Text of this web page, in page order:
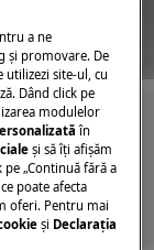
suport
a ne
și promovare. De
site-ul, cu
Dând click pe
modulelor
în
și să îţi afișăm
„Continuă fără a
poate afecta
oferi. Pentru mai
și Declaraţia